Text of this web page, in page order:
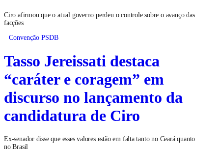
Ciro afirmou que o atual governo perdeu o controle sobre o avanço das
facções
Convenção PSDB
Tasso Jereissati destaca
“caráter e coragem” em
discurso no lançamento da
candidatura de Ciro
Ex-senador disse que esses valores estão em falta tanto no Ceará quanto
no Brasil